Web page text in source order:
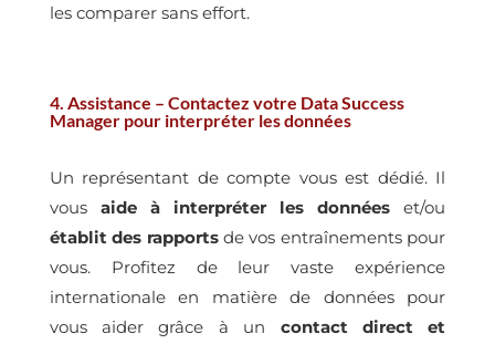
les comparer sans effort.
4. Assistance – Contactez votre Data Success
Manager pour interpréter les données
Un représentant de compte vous est dédié. Il
vous aide à interpréter les données et/ou
établit des rapportsde vos entraînements pour
vous. Profitez de leur vaste expérience
internationale en matière de données pour
vous aider grâce à un contact direct et